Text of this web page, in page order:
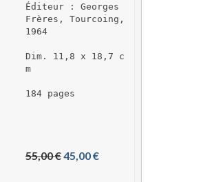
Éditeur : Georges
Frères, Tourcoing,
1964
Dim. 11,8 x 18,7 c
m
184 pages
55,00 €L
45,00 €L